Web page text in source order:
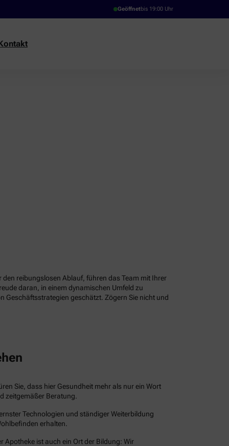
Geöffnetbis 19:00 Uhr
reibungslosen Ablauf, führen das Team mit Ihrer
daran, in einem dynamischen Umfeld zu
Geschäftsstrategien geschätzt. Zögern Sie nicht und
Sie, dass hier Gesundheit mehr als nur ein Wort
zeitgemäßer Beratung.
Technologien und ständiger Weiterbildung
erhalten.
Apotheke ist auch ein Ort der Bildung: Wir